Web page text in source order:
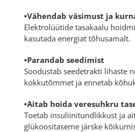
•Vähendab väsimust ja
Elektrolüütide tasakaalu
kasutada energiat tõhusamalt.
•Parandab seedimist
Soodustab seedetrakti lihaste
kokkutõmmet ja ennetab
•Aitab hoida veresuhkru
Toetab insuliinitundlikkust ja
glükoositaseme järske